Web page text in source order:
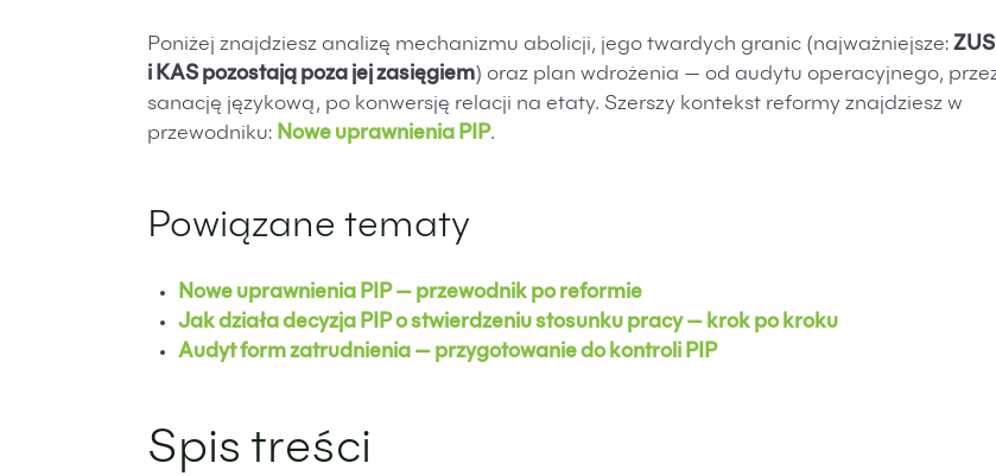
Poniżej znajdziesz analizę mechanizmu abolicji, jego twardych granic (najważniejsze: ZUS
i KAS pozostają poza jej zasięgiem) oraz plan wdrożenia — od audytu operacyjnego,
sanację językową, po konwersję relacji na etaty. Szerszy kontekst reformy znajdziesz w
przewodniku: Nowe uprawnienia PIP.
Powiązane tematy
Nowe uprawnienia PIP — przewodnik po reformie
Jak działa decyzja PIP o stwierdzeniu stosunku pracy — krok po kroku
Audyt form zatrudnienia — przygotowanie do kontroli PIP
Spis treści